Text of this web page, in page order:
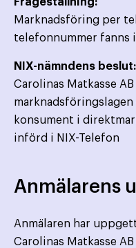
Marknadsföring per
telefonnummer fanns
NIX-nämndens beslut:
Carolinas Matkasse
konsument i
införd i NIX-Telefon
Anmälarens
Anmälaren har
Carolinas Matkasse